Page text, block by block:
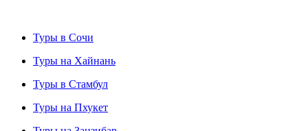
Туры в Сочи
Туры на Хайнань
Туры в Стамбул
Туры на Пхукет